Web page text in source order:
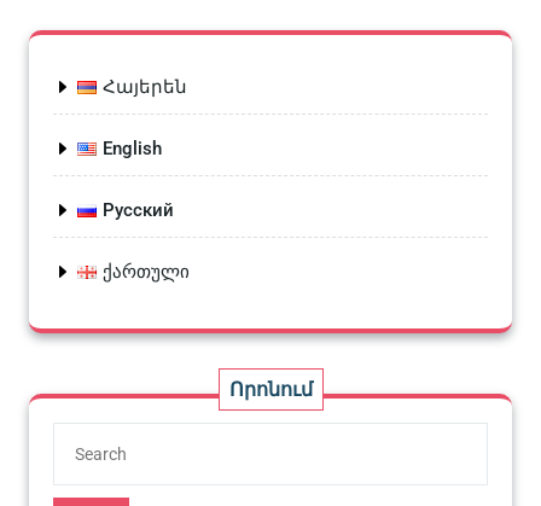
Հայերեն
English
Русский
ქართული
Որոնում